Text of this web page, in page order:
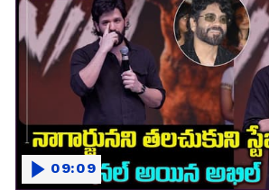
09:09